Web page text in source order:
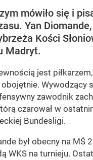
mówiło się i
Yan
Kości
Madryt.
jest
Wywodzący
zawodnik
czarował w
Bundesligi.
był obecny na MŚ
WKS na turnieju.